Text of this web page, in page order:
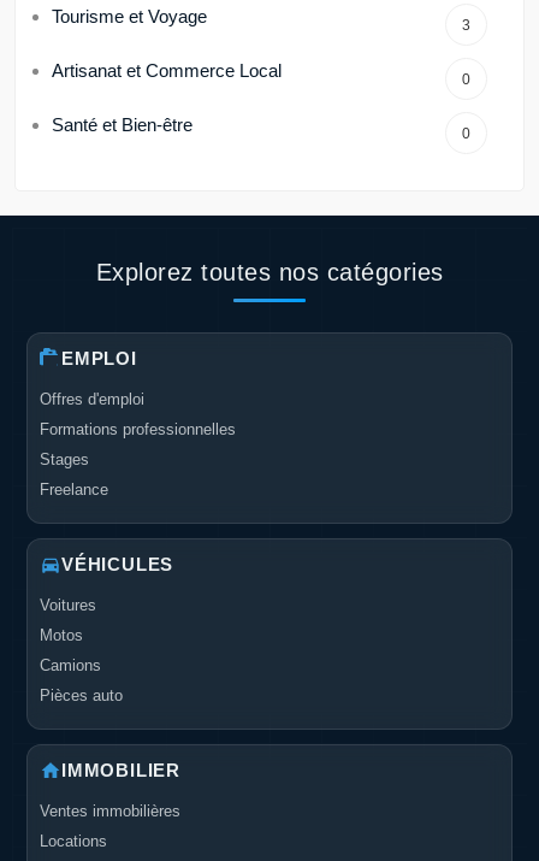
Tourisme et Voyage 3
Artisanat et Commerce Local 0
Santé et Bien-être 0
Explorez toutes nos catégories
EMPLOI
Offres d'emploi
Formations professionnelles
Stages
Freelance
VÉHICULES
Voitures
Motos
Camions
Pièces auto
IMMOBILIER
Ventes immobilières
Locations